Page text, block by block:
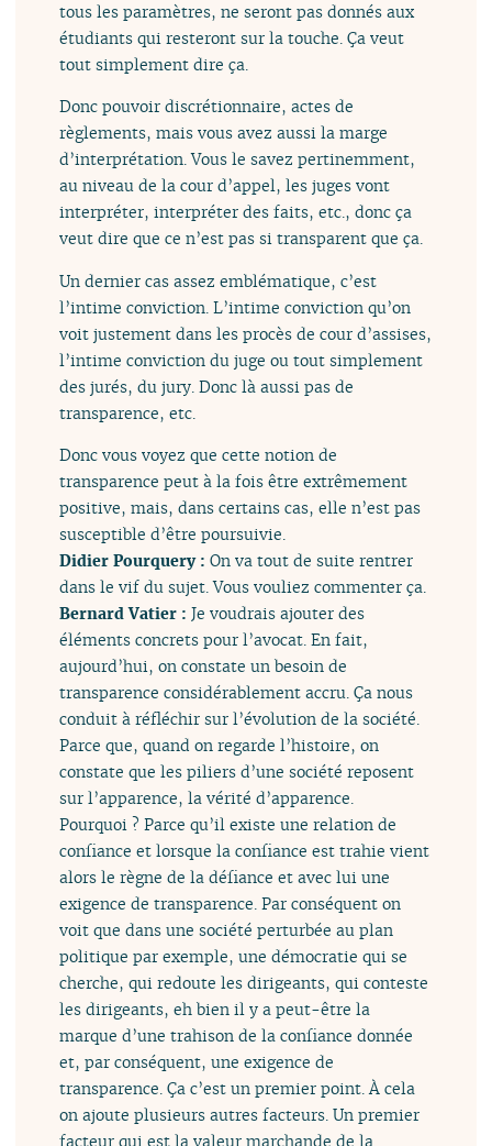
tous les paramètres, ne seront pas donnés aux
étudiants qui resteront sur la touche. Ça veut
tout simplement dire ça.
Donc pouvoir discrétionnaire, actes de
règlements, mais vous avez aussi la marge
d’interprétation. Vous le savez pertinemment,
au niveau de la cour d’appel, les juges vont
interpréter, interpréter des faits, etc., donc ça
veut dire que ce n’est pas si transparent que ça.
Un dernier cas assez emblématique, c’est
l’intime conviction. L’intime conviction qu’on
voit justement dans les procès de cour d’assises,
l’intime conviction du juge ou tout simplement
des jurés, du jury. Donc là aussi pas de
transparence, etc.
Donc vous voyez que cette notion de
transparence peut à la fois être extrêmement
positive, mais, dans certains cas, elle n’est pas
susceptible d’être poursuivie.
Didier Pourquery :On va tout de suite rentrer
dans le vif du sujet. Vous vouliez commenter ça.
Bernard Vatier :Je voudrais ajouter des
éléments concrets pour l’avocat. En fait,
aujourd’hui, on constate un besoin de
transparence considérablement accru. Ça nous
conduit à réfléchir sur l’évolution de la société.
Parce que, quand on regarde l’histoire, on
constate que les piliers d’une société reposent
sur l’apparence, la vérité d’apparence.
Pourquoi ? Parce qu’il existe une relation de
confiance et lorsque la confiance est trahie vient
alors le règne de la défiance et avec lui une
exigence de transparence. Par conséquent on
voit que dans une société perturbée au plan
politique par exemple, une démocratie qui se
cherche, qui redoute les dirigeants, qui conteste
les dirigeants, eh bien il y a peut-être la
marque d’une trahison de la confiance donnée
et, par conséquent, une exigence de
transparence. Ça c’est un premier point. À cela
on ajoute plusieurs autres facteurs. Un premier
facteur qui est la valeur marchande de la